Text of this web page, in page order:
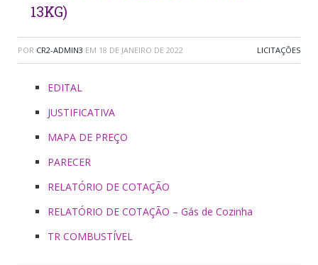
13KG)
POR CR2-ADMIN3 EM 18 DE JANEIRO DE 2022 LICITAÇÕES
EDITAL
JUSTIFICATIVA
MAPA DE PREÇO
PARECER
RELATÓRIO DE COTAÇÃO
RELATÓRIO DE COTAÇÃO – Gás de Cozinha
TR COMBUSTÍVEL